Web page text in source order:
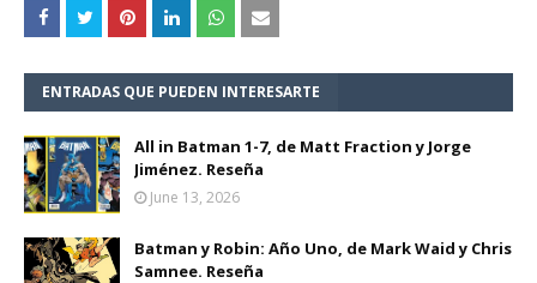
ENTRADAS QUE PUEDEN INTERESARTE
All in Batman 1-7, de Matt Fraction y Jorge
Jiménez. Reseña
June 13, 2026
Batman y Robin: Año Uno, de Mark Waid y Chris
Samnee. Reseña